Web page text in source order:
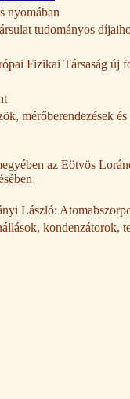
nyomában
tudományos
Fizikai Társaság új
mérőberendezések
az Eötvös
László:
kondenzátorok,